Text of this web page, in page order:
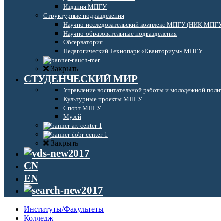
Издания МПГУ
Структурные подразделения
Научно-исследовательский комплекс МПГУ (НИК
Научно-образовательные подразделения
Обсерватория
Педагогический Технопарк «Кванториум» МПГУ
Закрыть
СТУДЕНЧЕСКИЙ МИР
Управление воспитательной работы и молодежной
Культурные проекты МПГУ
Спорт МПГУ
Музей
Закрыть
CN
EN
Институты/Факультеты
Колледж